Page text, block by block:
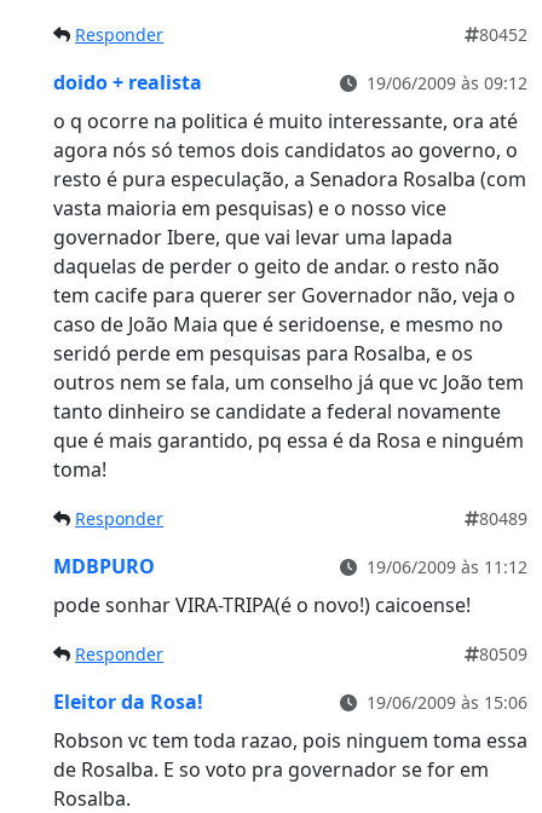
Responder 80452
doido + realista 19/06/2009 às 09:12
o q ocorre na politica é muito interessante, ora até
agora nós só temos dois candidatos ao governo, o
resto é pura especulação, a Senadora Rosalba (com
vasta maioria em pesquisas) e o nosso vice
governador Ibere, que vai levar uma lapada
daquelas de perder o geito de andar. o resto não
tem cacife para querer ser Governador não, veja o
caso de João Maia que é seridoense, e mesmo no
seridó perde em pesquisas para Rosalba, e os
outros nem se fala, um conselho já que vc João tem
tanto dinheiro se candidate a federal novamente
que é mais garantido, pq essa é da Rosa e ninguém
toma!
Responder 80489
MDBPURO 19/06/2009 às 11:12
pode sonhar VIRA-TRIPA(é o novo!) caicoense!
Responder 80509
Eleitor da Rosa! 19/06/2009 às 15:06
Robson vc tem toda razao, pois ninguem toma essa
de Rosalba. E so voto pra governador se for em
Rosalba.